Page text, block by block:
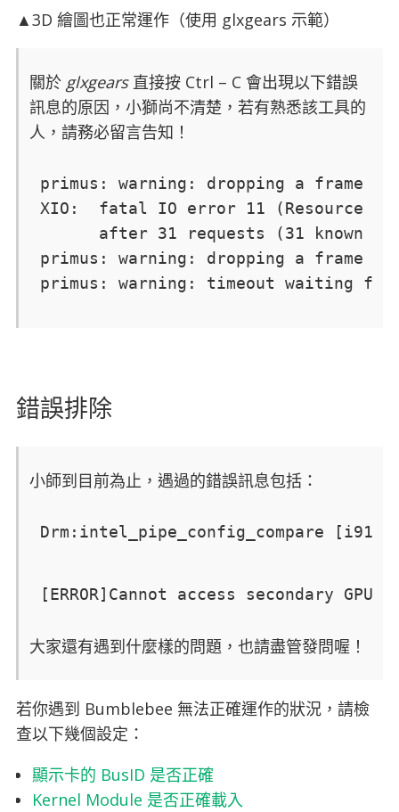
▲3D 繪圖也正常運作（使用 glxgears 示範）
關於 glxgears直接按 Ctrl – C 會出現以下錯誤
訊息的原因，小獅尚不清楚，若有熟悉該工具的
人，請務必留言告知！
primus: warning: dropping a frame to
XIO:  fatal IO error 11 (Resource
after 31 requests (31 known
primus: warning: dropping a frame to
primus: warning: timeout waiting for
錯誤排除
小師到目前為止，遇過的錯誤訊息包括：
Drm:intel_pipe_config_compare
[ERROR]Cannot access secondary
大家還有遇到什麼樣的問題，也請盡管發問喔！
若你遇到 Bumblebee 無法正確運作的狀況，請檢
查以下幾個設定：
顯示卡的 BusID 是否正確
Kernel Module 是否正確載入